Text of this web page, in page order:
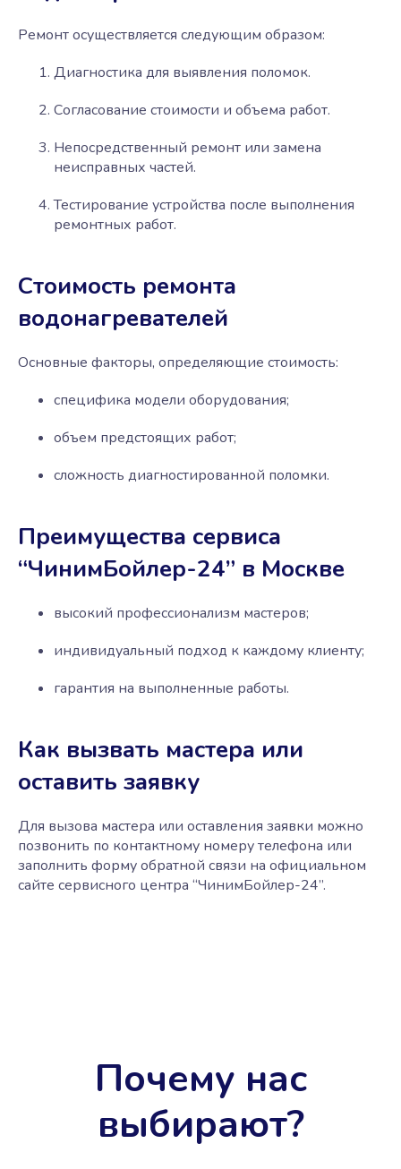
Ремонт осуществляется следующим образом:
Диагностика для выявления поломок.
Согласование стоимости и объема работ.
Непосредственный ремонт или замена
неисправных частей.
Тестирование устройства после выполнения
ремонтных работ.
Стоимость ремонта
водонагревателей
Основные факторы, определяющие стоимость:
специфика модели оборудования;
объем предстоящих работ;
сложность диагностированной поломки.
Преимущества сервиса
“ЧинимБойлер-24” в Москве
высокий профессионализм мастеров;
индивидуальный подход к каждому клиенту;
гарантия на выполненные работы.
Как вызвать мастера или
оставить заявку
Для вызова мастера или оставления заявки можно
позвонить по контактному номеру телефона или
заполнить форму обратной связи на официальном
сайте сервисного центра “ЧинимБойлер-24”.
Почему нас
выбирают?